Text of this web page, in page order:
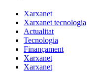
Xarxanet
Xarxanet tecnologia
Actualitat
Tecnologia
Finançament
Xarxanet
Xarxanet